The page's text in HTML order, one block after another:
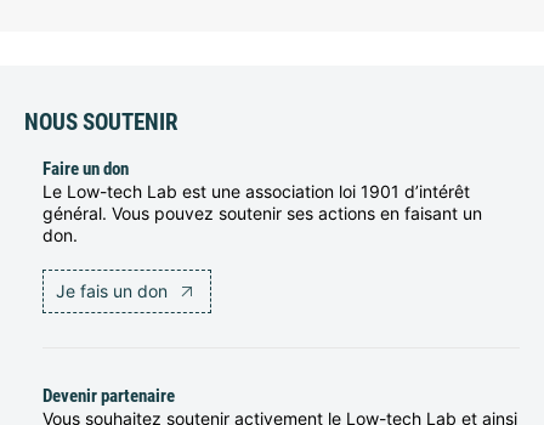
NOUS SOUTENIR
Faire un don
Le Low-tech Lab est une association loi 1901 d’intérêt
général. Vous pouvez soutenir ses actions en faisant un
don.
Je fais un don
Devenir partenaire
Vous souhaitez soutenir activement le Low-tech Lab et ainsi